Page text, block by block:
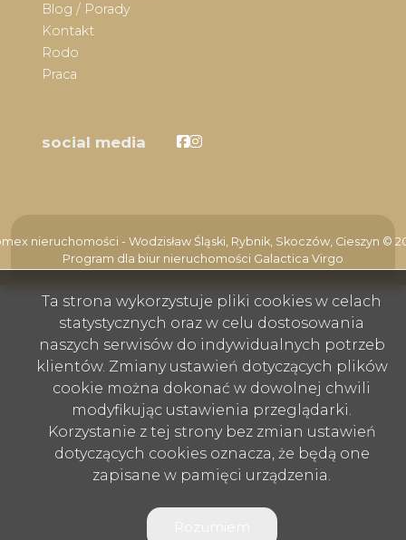
Blog / Porady
Kontakt
Rodo
Praca
social media Facebook
Facebook
nieruchomości - Wodzisław Śląski, Rybnik, Skoczów, Cieszyn ©
Program dla biur nieruchomości Galactica Virgo
Ta strona wykorzystuje pliki cookies w celach
statystycznych oraz w celu dostosowania
naszych serwisów do indywidualnych potrzeb
klientów. Zmiany ustawień dotyczących plików
cookie można dokonać w dowolnej chwili
modyfikując ustawienia przeglądarki.
Korzystanie z tej strony bez zmian ustawień
dotyczących cookies oznacza, że będą one
zapisane w pamięci urządzenia.